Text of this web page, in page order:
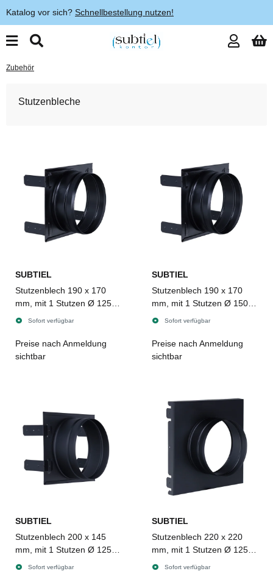
Katalog vor sich? Schnellbestellung nutzen!
Zubehör
Stutzenbleche
SUBTIEL
Stutzenblech 190 x 170
mm, mit 1 Stutzen Ø 125
mm, schwarz
Sofort verfügbar
Preise nach Anmeldung
sichtbar
SUBTIEL
Stutzenblech 190 x 170
mm, mit 1 Stutzen Ø 150
mm, schwarz
Sofort verfügbar
Preise nach Anmeldung
sichtbar
SUBTIEL
Stutzenblech 200 x 145
mm, mit 1 Stutzen Ø 125
mm, schwarz
Sofort verfügbar
SUBTIEL
Stutzenblech 220 x 220
mm, mit 1 Stutzen Ø 125
mm, schwarz
Sofort verfügbar